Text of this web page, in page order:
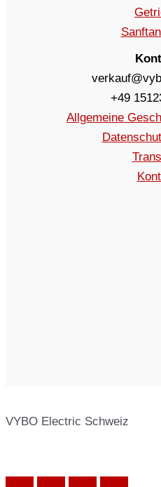
+49
Allgemeine
VYBO Electric Schweiz